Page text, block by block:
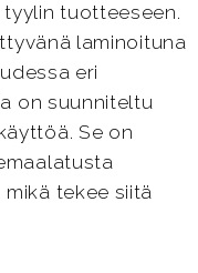
tuotteeseen.
laminoituna
eri
on suunniteltu
Se on
tekee siitä